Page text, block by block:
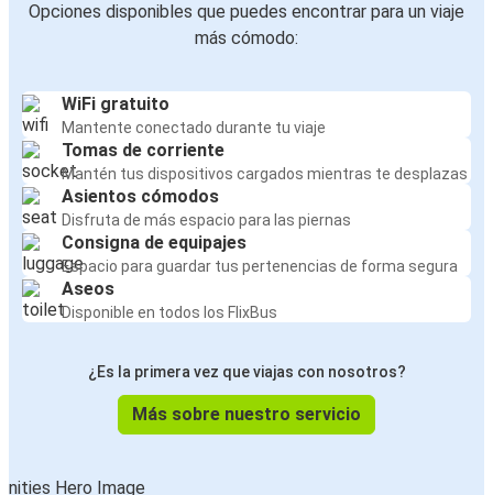
Opciones disponibles que puedes encontrar para un viaje
más cómodo:
WiFi gratuito
Mantente conectado durante tu viaje
Tomas de corriente
Mantén tus dispositivos cargados mientras te desplazas
Asientos cómodos
Disfruta de más espacio para las piernas
Consigna de equipajes
Espacio para guardar tus pertenencias de forma segura
Aseos
Disponible en todos los FlixBus
¿Es la primera vez que viajas con nosotros?
Más sobre nuestro servicio